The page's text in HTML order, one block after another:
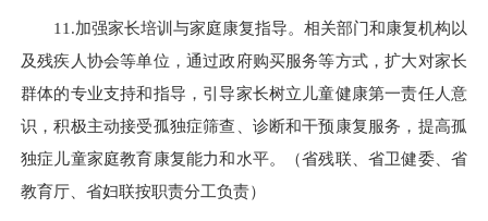
11.加强家长培训与家庭康复指导。相关部门和康复机构以
及残疾人协会等单位，通过政府购买服务等方式，扩大对家长
群体的专业支持和指导，引导家长树立儿童健康第一责任人意
识，积极主动接受孤独症筛查、诊断和干预康复服务，提高孤
独症儿童家庭教育康复能力和水平。（省残联、省卫健委、省
教育厅、省妇联按职责分工负责）